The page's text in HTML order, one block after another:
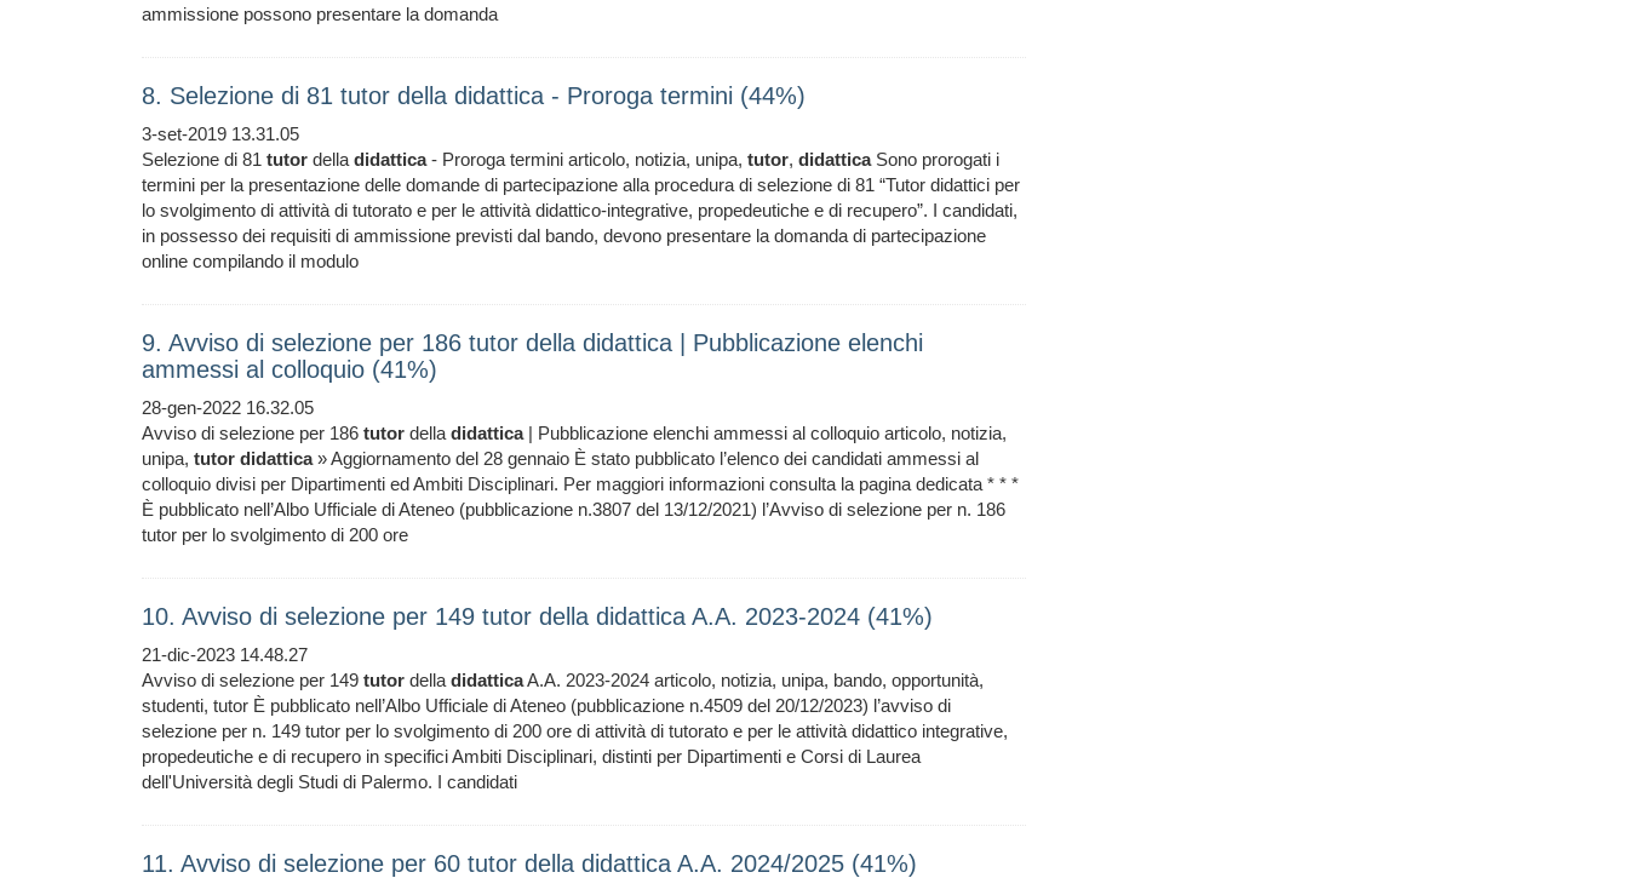
ammissione possono presentare la domanda
8. Selezione di 81 tutor della didattica - Proroga termini (44%)
3-set-2019 13.31.05
Selezione di 81 tutor della didattica- Proroga termini articolo, notizia, unipa, tutor, didatticaSono prorogati i
termini per la presentazione delle domande di partecipazione alla procedura di selezione di 81 “Tutor didattici per
lo svolgimento di attività di tutorato e per le attività didattico-integrative, propedeutiche e di recupero”. I candidati,
in possesso dei requisiti di ammissione previsti dal bando, devono presentare la domanda di partecipazione
online compilando il modulo
9. Avviso di selezione per 186 tutor della didattica | Pubblicazione elenchi
ammessi al colloquio (41%)
28-gen-2022 16.32.05
Avviso di selezione per 186 tutor della didattica| Pubblicazione elenchi ammessi al colloquio articolo, notizia,
unipa, tutor didattica» Aggiornamento del 28 gennaio È stato pubblicato l’elenco dei candidati ammessi al
colloquio divisi per Dipartimenti ed Ambiti Disciplinari. Per maggiori informazioni consulta la pagina dedicata * * *
È pubblicato nell’Albo Ufficiale di Ateneo (pubblicazione n.3807 del 13/12/2021) l’Avviso di selezione per n. 186
tutor per lo svolgimento di 200 ore
10. Avviso di selezione per 149 tutor della didattica A.A. 2023-2024 (41%)
21-dic-2023 14.48.27
Avviso di selezione per 149 tutor della didatticaA.A. 2023-2024 articolo, notizia, unipa, bando, opportunità,
studenti, tutor È pubblicato nell’Albo Ufficiale di Ateneo (pubblicazione n.4509 del 20/12/2023) l’avviso di
selezione per n. 149 tutor per lo svolgimento di 200 ore di attività di tutorato e per le attività didattico integrative,
propedeutiche e di recupero in specifici Ambiti Disciplinari, distinti per Dipartimenti e Corsi di Laurea
dell'Università degli Studi di Palermo. I candidati
11. Avviso di selezione per 60 tutor della didattica A.A. 2024/2025 (41%)